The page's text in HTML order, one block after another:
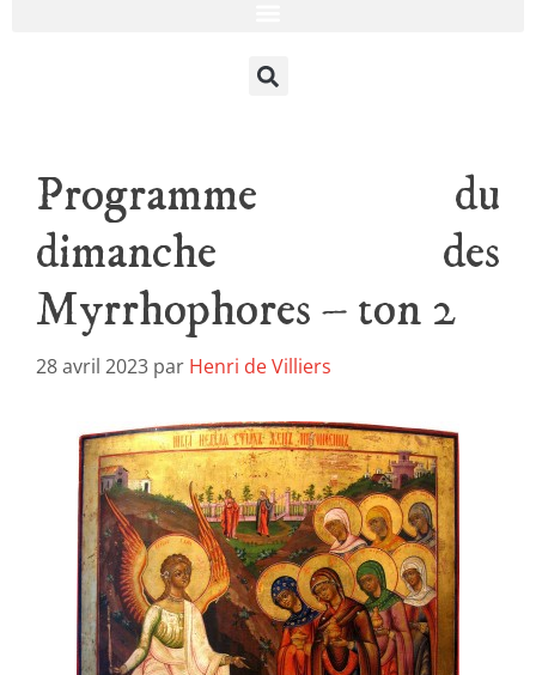
Programme du
dimanche des
Myrrhophores – ton 2
28 avril 2023 par Henri de Villiers